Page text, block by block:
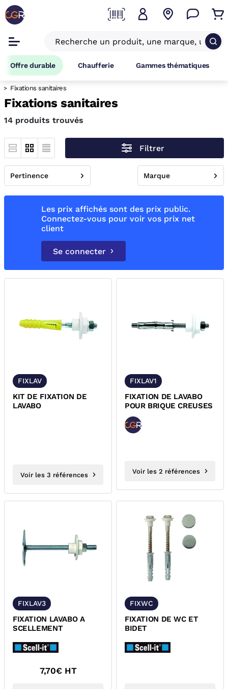
Offre durable Chaufferie Gammes thématiques
Fixations sanitaires
Fixations sanitaires
14 produits trouvés
Filtrer
Pertinence Marque
Les prix affichés sont des prix public.
Connectez-vous pour voir vos prix net
client
Se connecter
FIXLAV
KIT DE FIXATION DE
LAVABO
Voir les 3 références
FIXLAV1
FIXATION DE LAVABO
POUR BRIQUE CREUSES
Voir les 2 références
FIXLAV3
FIXATION LAVABO A
SCELLEMENT
7,70€ HT
FIXWC
FIXATION DE WC ET
BIDET